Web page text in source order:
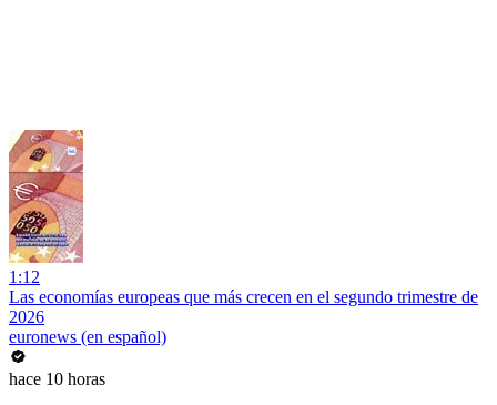
1:12
Las economías europeas que más crecen en el segundo trimestre de
2026
euronews (en español)
hace 10 horas